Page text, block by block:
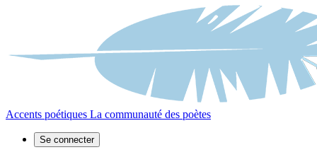
Accents poétiques La communauté des poètes
Se connecter